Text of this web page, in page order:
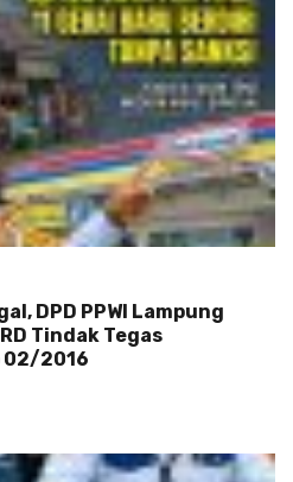
DPD PPWI Lampung
Tindak Tegas
02/2016